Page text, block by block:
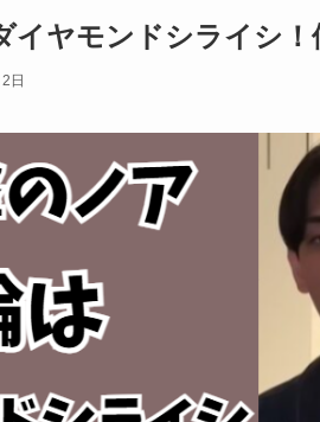
イヤモンドシライシ！
日